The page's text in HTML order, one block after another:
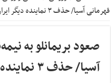
قهرمانی آسیا/ حذف ۳ نماینده دیگر ایران
صعود بریمانلو به
آسیا/ حذف ۳ نماینده دیگر ایران